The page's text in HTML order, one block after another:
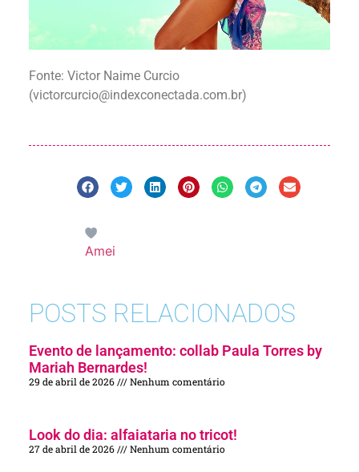
Fonte: Victor Naime Curcio
(victorcurcio@indexconectada.com.br)
Amei
POSTS RELACIONADOS
Evento de lançamento: collab Paula Torres by
Mariah Bernardes!
29 de abril de 2026 Nenhum comentário
Look do dia: alfaiataria no tricot!
27 de abril de 2026 Nenhum comentário